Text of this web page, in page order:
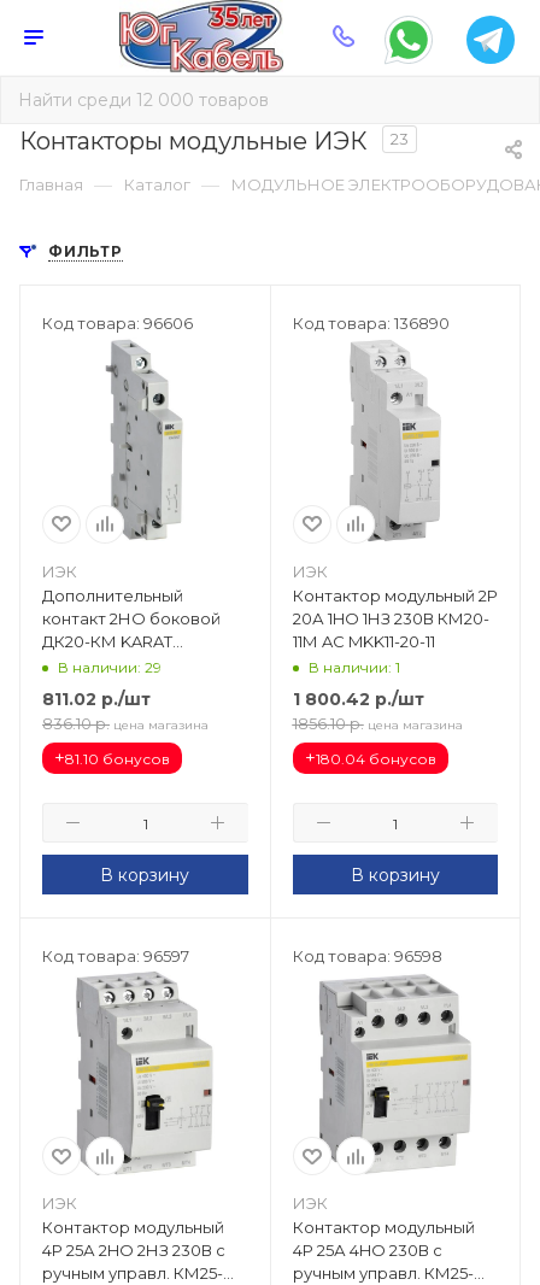
Контакторы модульные ИЭК 23
Главная — Каталог — МОДУЛЬНОЕ
ФИЛЬТР
Код товара: 96606
ИЭК
Дополнительный
контакт 2НО боковой
ДК20-КМ KARAT
MKK00D-DK-20
В наличии: 29
811.02 р./шт
836.10 р. цена магазина
+81.10 бонусов
В корзину
Код товара: 136890
ИЭК
Контактор модульный 2Р
20А 1HO 1НЗ 230В КМ20-
11М AC MKK11-20-11
В наличии: 1
1 800.42 р./шт
1856.10 р. цена магазина
+180.04 бонусов
В корзину
Код товара: 96597
ИЭК
Контактор модульный
4Р 25А 2HO 2НЗ 230В с
ручным управл. КМ25-
Код товара: 96598
ИЭК
Контактор модульный
4Р 25А 4HO 230В с
ручным управл. КМ25-